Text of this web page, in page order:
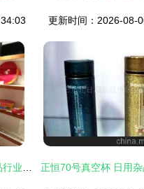
更新时间：2026-08-